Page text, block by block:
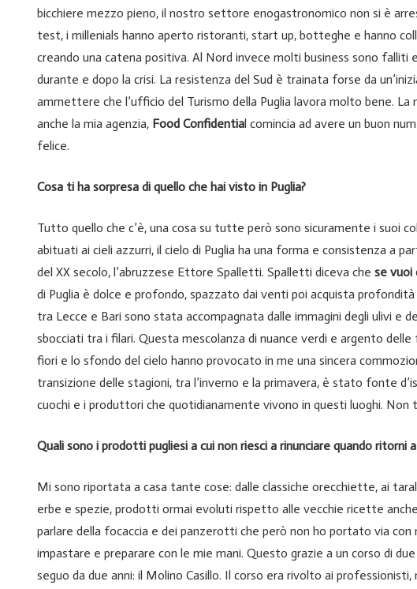
bicchiere mezzo pieno, il nostro settore enogastronomico non si è
test, i millenials hanno aperto ristoranti, start up, botteghe e hanno
creando una catena positiva. Al Nord invece molti business sono
durante e dopo la crisi. La resistenza del Sud è trainata forse da
ammettere che l’ufficio del Turismo della Puglia lavora molto bene. La
anche la mia agenzia, Food Confidential comincia ad avere un buon
felice.
Cosa ti ha sorpresa di quello che hai visto in Puglia?
Tutto quello che c’è, una cosa su tutte però sono sicuramente i suoi
abituati ai cieli azzurri, il cielo di Puglia ha una forma e consistenza a
del XX secolo, l’abruzzese Ettore Spalletti. Spalletti diceva che se vuoi
di Puglia è dolce e profondo, spazzato dai venti poi acquista
tra Lecce e Bari sono stata accompagnata dalle immagini degli ulivi e
sbocciati tra i filari. Questa mescolanza di nuance verdi e argento
fiori e lo sfondo del cielo hanno provocato in me una sincera
transizione delle stagioni, tra l’inverno e la primavera, è stato fonte
cuochi e i produttori che quotidianamente vivono in questi luoghi. Non
Quali sono i prodotti pugliesi a cui non riesci a rinunciare quando ritorni a
Mi sono riportata a casa tante cose: dalle classiche orecchiette, ai
erbe e spezie, prodotti ormai evoluti rispetto alle vecchie ricette
parlare della focaccia e dei panzerotti che però non ho portato via
impastare e preparare con le mie mani. Questo grazie a un corso di
seguo da due anni: il Molino Casillo. Il corso era rivolto ai